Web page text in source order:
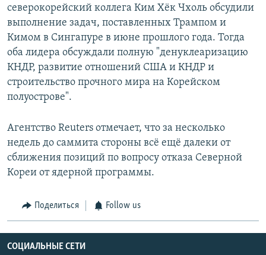
северокорейский коллега Ким Хёк Чхоль обсудили
выполнение задач, поставленных Трампом и
Кимом в Сингапуре в июне прошлого года. Тогда
оба лидера обсуждали полную "денуклеаризацию
КНДР, развитие отношений США и КНДР и
строительство прочного мира на Корейском
полуострове".
Агентство Reuters отмечает, что за несколько
недель до саммита стороны всё ещё далеки от
сближения позиций по вопросу отказа Северной
Кореи от ядерной программы.
Поделиться Follow us
СОЦИАЛЬНЫЕ СЕТИ